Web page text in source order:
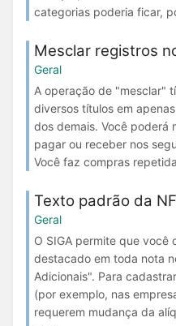
categorias poderia ficar,
Mesclar registros
Geral
A operação de "mesclar"
diversos títulos em
dos demais. Você poderá
pagar ou receber nos
Você faz compras
Texto padrão da
Geral
O SIGA permite que
destacado em toda nota
Adicionais". Para
(por exemplo, nas
requerem mudança da